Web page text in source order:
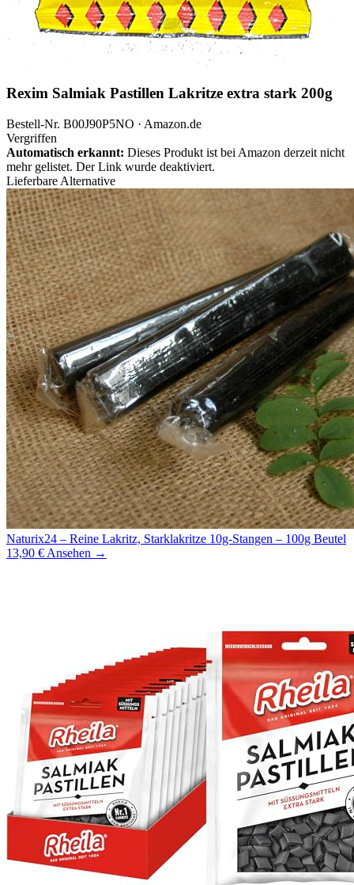
Rexim Salmiak Pastillen Lakritze extra stark 200g
Bestell-Nr. B00J90P5NO · Amazon.de
Vergriffen
Automatisch erkannt: Dieses Produkt ist bei Amazon derzeit nicht
mehr gelistet. Der Link wurde deaktiviert.
Lieferbare Alternative
Naturix24 – Reine Lakritz, Starklakritze 10g-Stangen – 100g Beutel
13,90 € Ansehen →